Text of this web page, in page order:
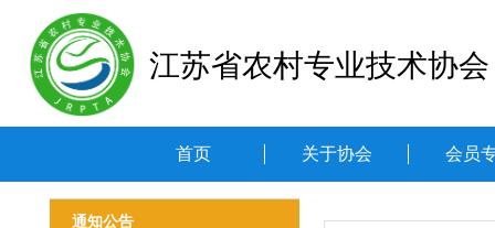
江苏省农村专业技术协会
首页 关于协会 会员
通知公告